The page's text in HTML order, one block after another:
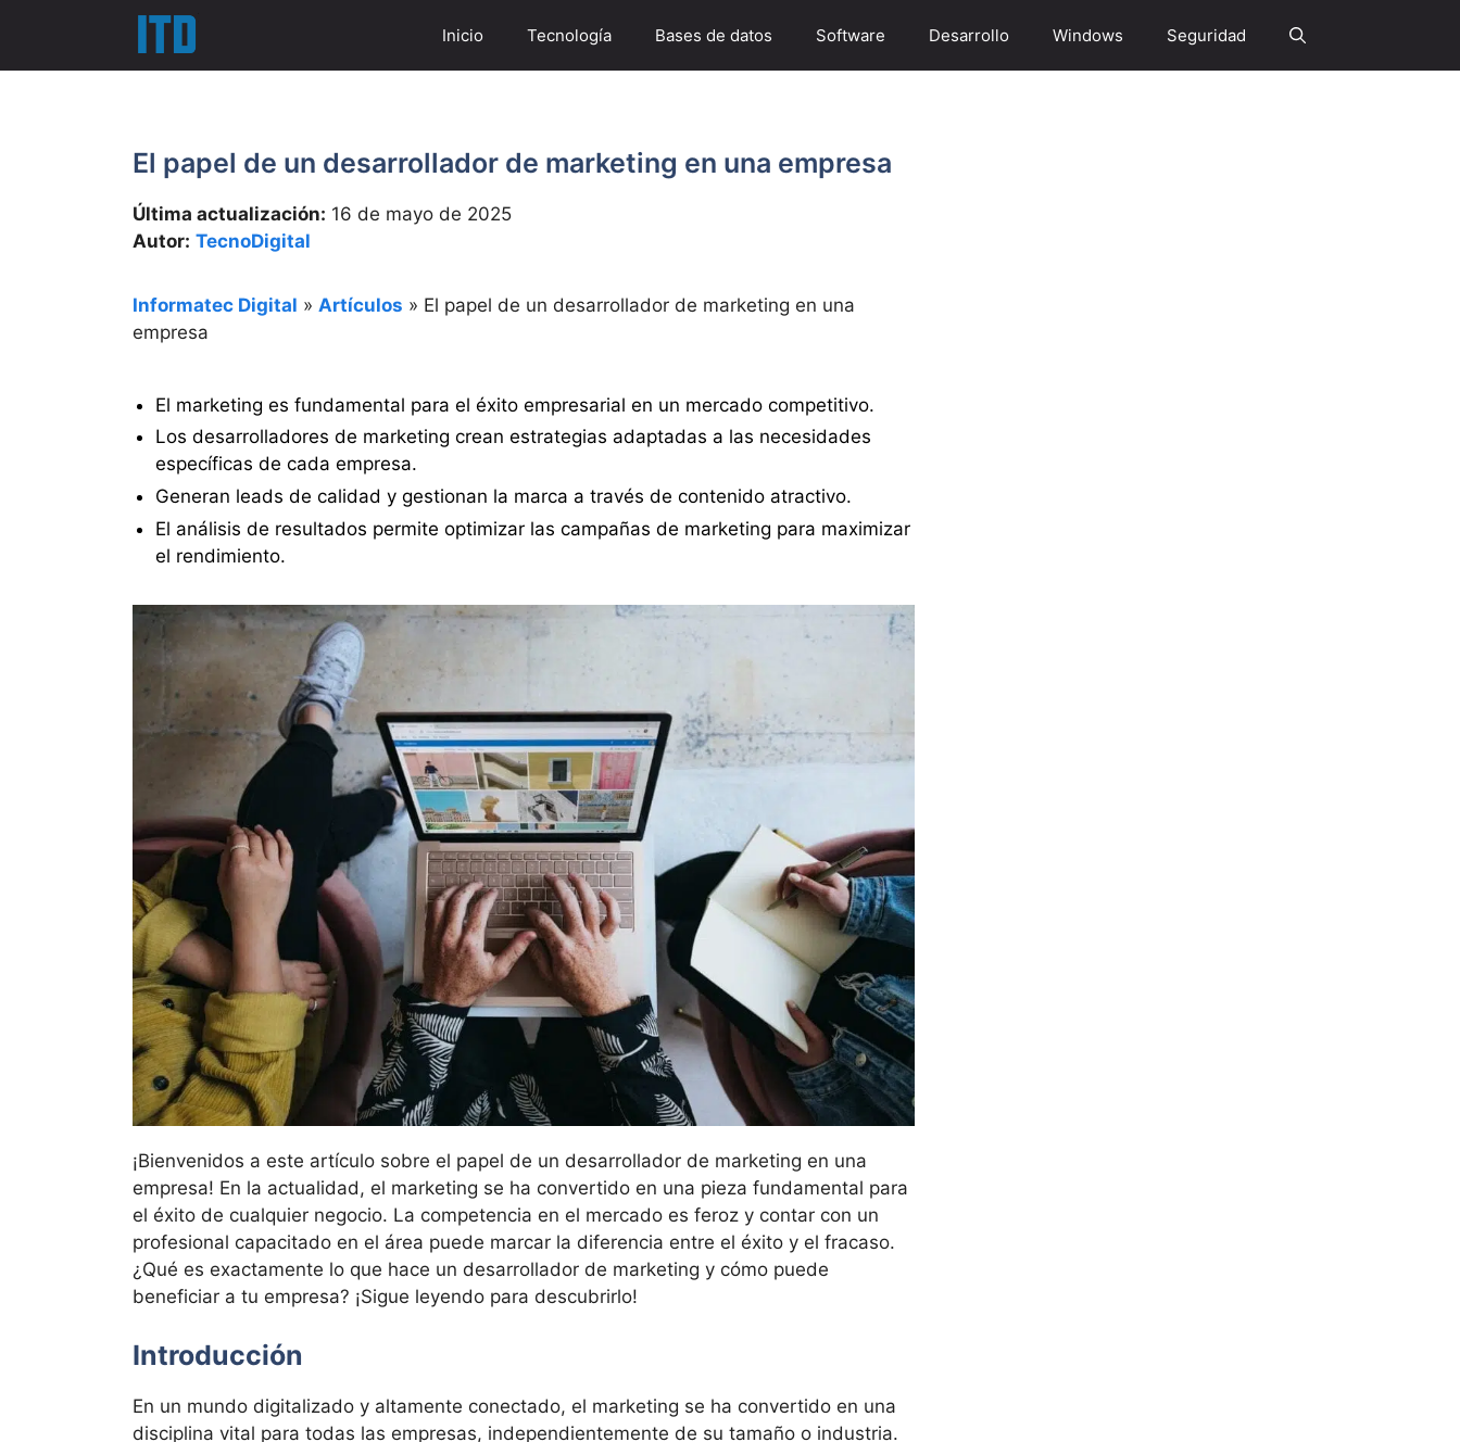
contenido
Inicio Tecnología Bases de datos Software Desarrollo Windows Seguridad
El papel de un desarrollador de marketing en una empresa
Última actualización: 16 de mayo de 2025
Autor: TecnoDigital
Informatec Digital » Artículos » El papel de un desarrollador de marketing en una
empresa
El marketing es fundamental para el éxito empresarial en un mercado competitivo.
Los desarrolladores de marketing crean estrategias adaptadas a las necesidades
específicas de cada empresa.
Generan leads de calidad y gestionan la marca a través de contenido atractivo.
El análisis de resultados permite optimizar las campañas de marketing para maximizar
el rendimiento.
¡Bienvenidos a este artículo sobre el papel de un desarrollador de marketing en una
empresa! En la actualidad, el marketing se ha convertido en una pieza fundamental para
el éxito de cualquier negocio. La competencia en el mercado es feroz y contar con un
profesional capacitado en el área puede marcar la diferencia entre el éxito y el fracaso.
¿Qué es exactamente lo que hace un desarrollador de marketing y cómo puede
beneficiar a tu empresa? ¡Sigue leyendo para descubrirlo!
Introducción
En un mundo digitalizado y altamente conectado, el marketing se ha convertido en una
disciplina vital para todas las empresas, independientemente de su tamaño o industria.